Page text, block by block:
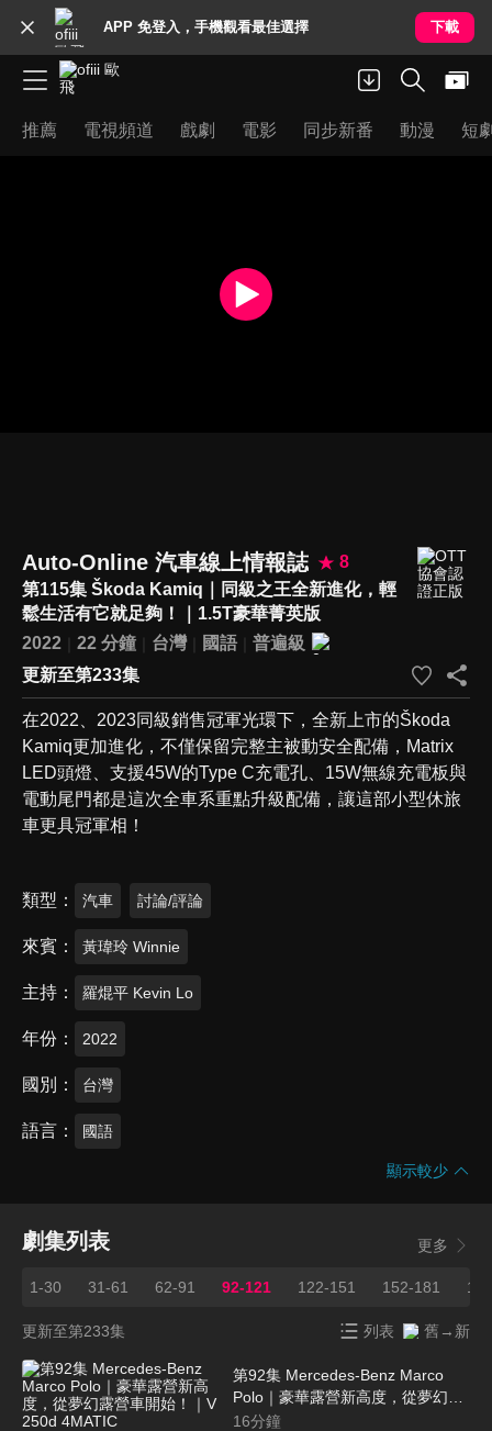
APP 免登入，手機觀看最佳選擇 下載
推薦 電視頻道 戲劇 電影 同步新番 動漫 短
Auto-Online 汽車線上情報誌
8
第115集 Škoda Kamiq｜同級之王全新進化，輕
鬆生活有它就足夠！｜1.5T豪華菁英版
2022
22 分鐘 台灣 國語
普遍級
更新至第233集
在2022、2023同級銷售冠軍光環下，全新上市的Škoda
Kamiq更加進化，不僅保留完整主被動安全配備，Matrix
LED頭燈、支援45W的Type C充電孔、15W無線充電板與
電動尾門都是這次全車系重點升級配備，讓這部小型休旅
車更具冠軍相！
類型 汽車 討論/評論
來賓 黃瑋玲 Winnie
主持 羅焜平 Kevin Lo
年份 2022
國別 台灣
語言 國語
顯示較少
劇集列表 更多
1-30 31-61 62-91 92-121 122-151 152-181
更新至第233集 列表 舊→新
第92集 Mercedes-Benz Marco
Polo｜豪華露營新高度，從夢幻露
營車開始！｜V 250d 4MATIC
16分鐘